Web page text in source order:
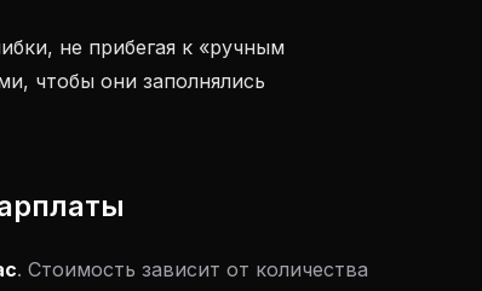
не прибегая к «ручным
чтобы они заполнялись
. Стоимость зависит от количества